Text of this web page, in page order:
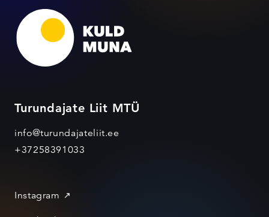
Turundajate Liit MTÜ
info@turundajateliit.ee
+37258391033
Instagram